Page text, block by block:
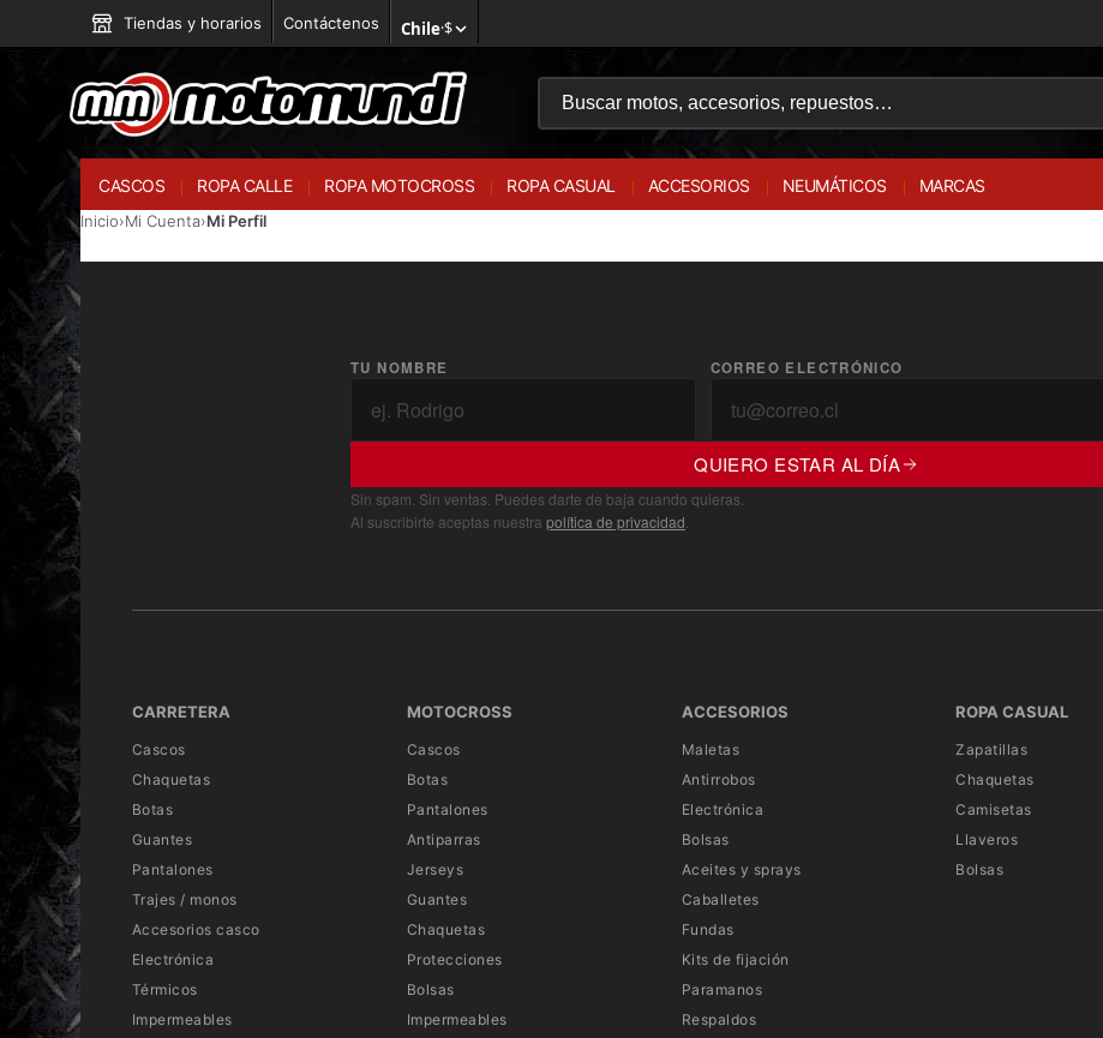
Tiendas y horarios Contáctenos Chile·$
CASCOS ROPA CALLE ROPA MOTOCROSS ROPA CASUAL ACCESORIOS NEUMÁTICOS MARCAS
Inicio›Mi Cuenta›Mi Perfil
TU NOMBRE CORREO ELECTRÓNICO
QUIERO ESTAR AL DÍA
Sin spam. Sin ventas. Puedes darte de baja cuando quieras.
Al suscribirte aceptas nuestra política de privacidad
CARRETERA
Cascos
Chaquetas
Botas
Guantes
Pantalones
Trajes / monos
Accesorios casco
Electrónica
Térmicos
Impermeables
MOTOCROSS
Cascos
Botas
Pantalones
Antiparras
Jerseys
Guantes
Chaquetas
Protecciones
Bolsas
Impermeables
ACCESORIOS
Maletas
Antirrobos
Electrónica
Bolsas
Aceites y sprays
Caballetes
Fundas
Kits de fijación
Paramanos
Respaldos
ROPA CASUAL
Zapatillas
Chaquetas
Camisetas
Llaveros
Bolsas